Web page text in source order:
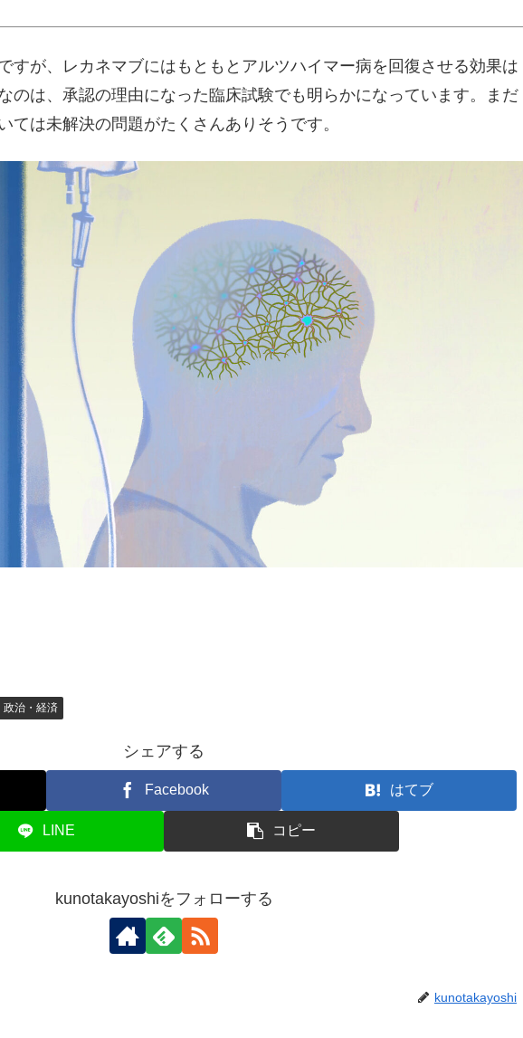
すが、レカネマブにはもともとアルツハイマー病を回復させる効果は
のは、承認の理由になった臨床試験でも明らかになっています。まだ
ては未解決の問題がたくさんありそうです。
政治・経済
シェアする
Facebook はてブ
LINE コピー
kunotakayoshiをフォローする
kunotakayoshi